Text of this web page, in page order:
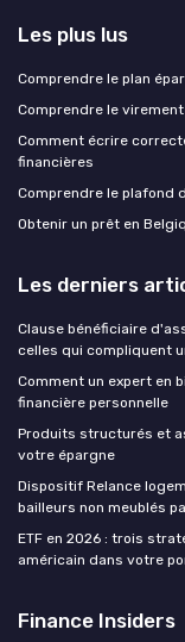
Les plus lus
Comprendre le plan
Comprendre le
Comment écrire
financières
Comprendre le plafond
Obtenir un prêt en
Les derniers
Clause bénéficiaire
celles qui compliquent
Comment un expert en
financière personnelle
Produits structurés et
votre épargne
Dispositif Relance
bailleurs non meublés
ETF en 2026 : trois
américain dans votre
Finance Insiders